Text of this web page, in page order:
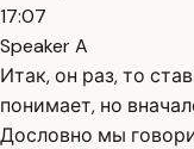
17:07
Speaker A
Итак, он раз, то
понимает, но
Дословно мы